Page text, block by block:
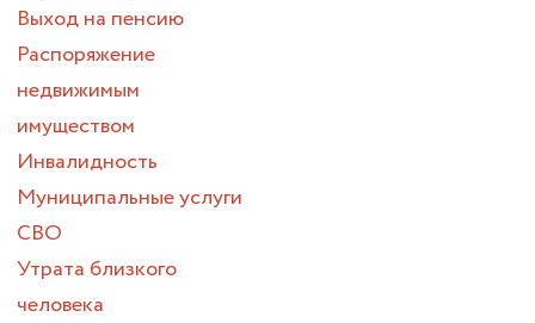
Выход на пенсию
Распоряжение
недвижимым
имуществом
Инвалидность
Муниципальные услуги
СВО
Утрата близкого
человека